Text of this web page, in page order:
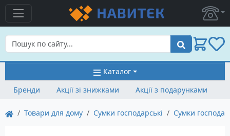
Пошук
Каталог
Бренди
Акції зі знижками Акції з подарунками
Товари для дому Сумки господарські Сумки